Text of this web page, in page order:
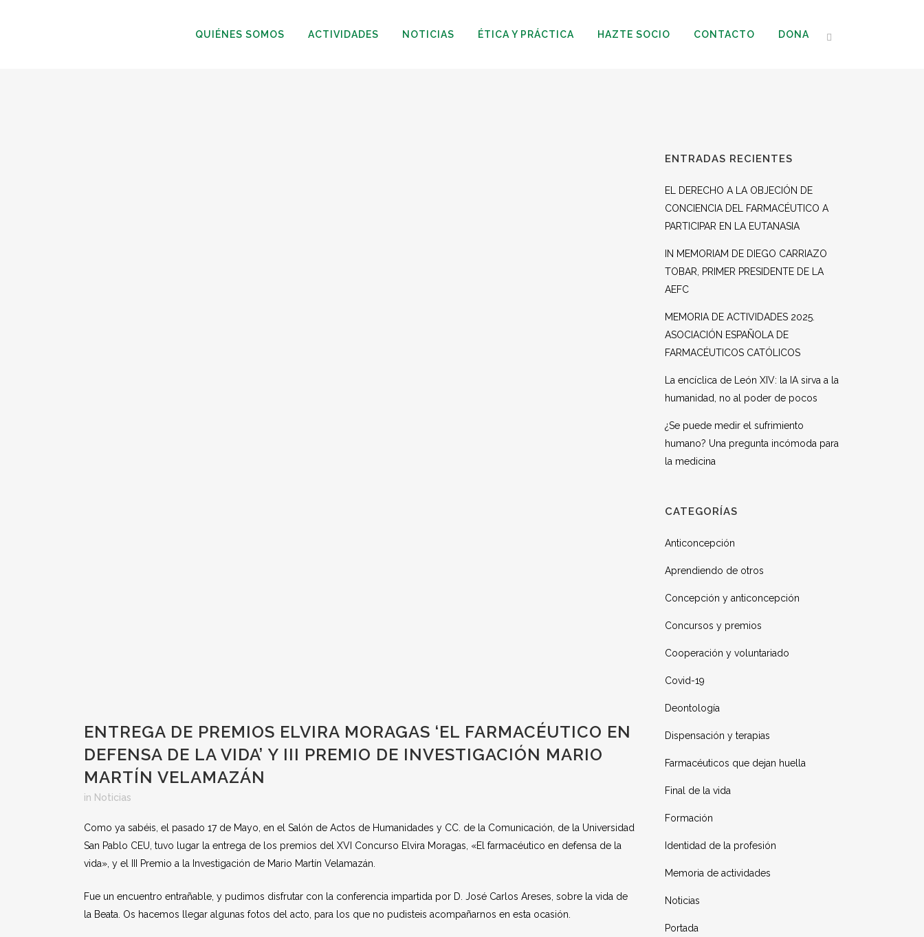
QUIÉNES SOMOS ACTIVIDADES NOTICIAS ÉTICA Y PRÁCTICA HAZTE SOCIO CONTACTO DONA
ENTREGA DE PREMIOS ELVIRA MORAGAS ‘EL FARMACÉUTICO EN
DEFENSA DE LA VIDA’ Y III PREMIO DE INVESTIGACIÓN MARIO
MARTÍN VELAMAZÁN
in Noticias
Como ya sabéis, el pasado 17 de Mayo, en el Salón de Actos de Humanidades y CC. de la Comunicación, de la Universidad
San Pablo CEU, tuvo lugar la entrega de los premios del XVI Concurso Elvira Moragas, «El farmacéutico en defensa de la
vida», y el III Premio a la Investigación de Mario Martín Velamazán.
Fue un encuentro entrañable, y pudimos disfrutar con la conferencia impartida por D. José Carlos Areses, sobre la vida de
la Beata. Os hacemos llegar algunas fotos del acto, para los que no pudisteis acompañarnos en esta ocasión.
ENTRADAS RECIENTES
EL DERECHO A LA OBJECIÓN DE
CONCIENCIA DEL FARMACÉUTICO A
PARTICIPAR EN LA EUTANASIA
IN MEMORIAM DE DIEGO CARRIAZO
TOBAR, PRIMER PRESIDENTE DE LA
AEFC
MEMORIA DE ACTIVIDADES 2025.
ASOCIACIÓN ESPAÑOLA DE
FARMACÉUTICOS CATÓLICOS
La encíclica de León XIV: la IA sirva a la
humanidad, no al poder de pocos
¿Se puede medir el sufrimiento
humano? Una pregunta incómoda para
la medicina
CATEGORÍAS
Anticoncepción
Aprendiendo de otros
Concepción y anticoncepción
Concursos y premios
Cooperación y voluntariado
Covid-19
Deontología
Dispensación y terapias
Farmacéuticos que dejan huella
Final de la vida
Formación
Identidad de la profesión
Memoria de actividades
Noticias
Portada